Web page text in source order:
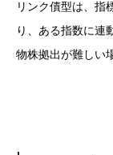
リンク債型は、指
り、ある指数に連
物株拠出が難しい